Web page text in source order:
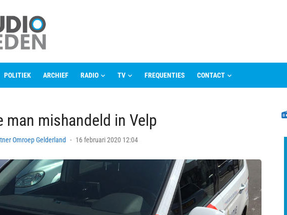
POLITIEK ARCHIEF RADIO TV FREQUENTIES CONTACT
man mishandeld in Velp
Omroep Gelderland
Posted
16 februari 2020 12:04